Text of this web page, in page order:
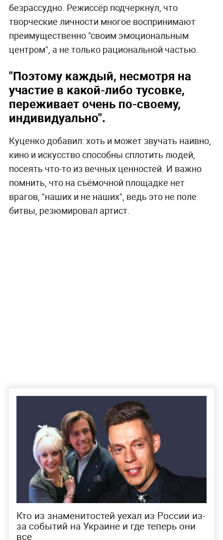
безрассудно. Режиссёр подчеркнул, что
творческие личности многое воспринимают
преимущественно "своим эмоциональным
центром", а не только рациональной частью.
"Поэтому каждый, несмотря на
участие в какой-либо тусовке,
переживает очень по-своему,
индивидуально".
Куценко добавил: хоть и может звучать наивно,
кино и искусство способны сплотить людей,
посеять что-то из вечных ценностей. И важно
помнить, что на съёмочной площадке нет
врагов, "наших и не наших", ведь это не поле
битвы, резюмировал артист.
Кто из знаменитостей уехал из России из-
за событий на Украине и где теперь они
все